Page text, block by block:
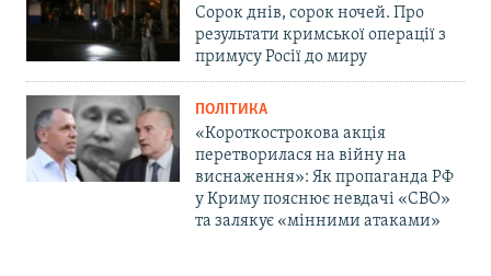
Сорок днів, сорок ночей. Про
результати кримської операції з
примусу Росії до миру
ПОЛІТИКА
«Короткострокова акція
перетворилася на війну на
виснаження»: Як пропаганда РФ
у Криму пояснює невдачі «СВО»
та залякує «мінними атаками»